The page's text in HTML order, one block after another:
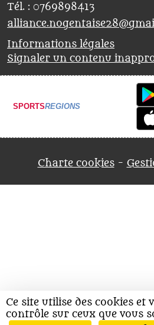
Tél. : 0769898413
Informations légales
Signaler un contenu
SPORTSREGIONS
Charte cookies
Ce site utilise des cookies et
contrôle sur ceux que vous